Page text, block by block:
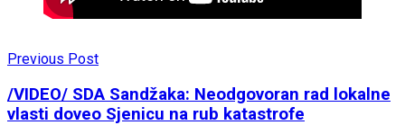
Previous Post
/VIDEO/ SDA Sandžaka: Neodgovoran rad lokalne
vlasti doveo Sjenicu na rub katastrofe